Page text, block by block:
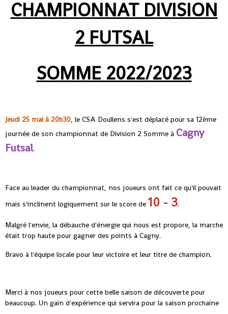
CHAMPIONNAT DIVISION
2 FUTSAL
SOMME 2022/2023
Jeudi 25 mai à 20h30, le CSA Doullens s'est déplacé pour sa 12ème
journée de son championnat de Division 2 Somme à Cagny
Futsal.
Face au leader du championnat, nos joueurs ont fait ce qu'il pouvait
mais s'inclinent logiquement sur le score de 10 - 3.
Malgré l'envie, la débauche d'énergie qui nous est propore, la marche
était trop haute pour gagner des points à Cagny.
Bravo à l'équipe locale pour leur victoire et leur titre de champion.
Merci à nos joueurs pour cette belle saison de découverte pour
beaucoup. Un gain d'expérience qui servira pour la saison prochaine